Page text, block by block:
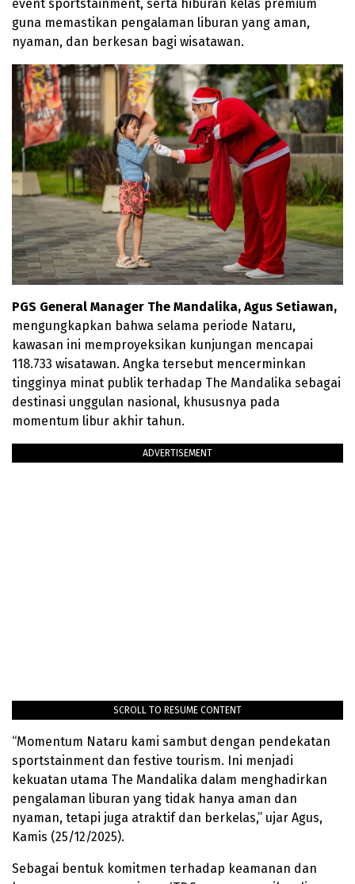
event sportstainment, serta hiburan kelas premium
guna memastikan pengalaman liburan yang aman,
nyaman, dan berkesan bagi wisatawan.
PGS General Manager The Mandalika, Agus Setiawan,
mengungkapkan bahwa selama periode Nataru,
kawasan ini memproyeksikan kunjungan mencapai
118.733 wisatawan. Angka tersebut mencerminkan
tingginya minat publik terhadap The Mandalika sebagai
destinasi unggulan nasional, khususnya pada
momentum libur akhir tahun.
ADVERTISEMENT
SCROLL TO RESUME CONTENT
“Momentum Nataru kami sambut dengan pendekatan
sportstainment dan festive tourism. Ini menjadi
kekuatan utama The Mandalika dalam menghadirkan
pengalaman liburan yang tidak hanya aman dan
nyaman, tetapi juga atraktif dan berkelas,” ujar Agus,
Kamis (25/12/2025).
Sebagai bentuk komitmen terhadap keamanan dan